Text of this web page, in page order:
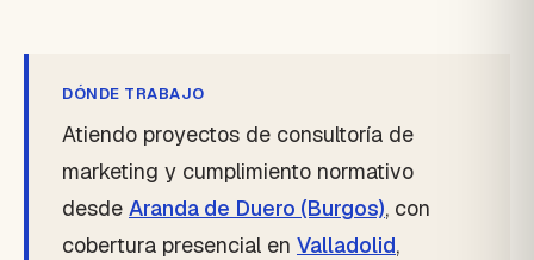
DÓNDE TRABAJO
Atiendo proyectos de consultoría de
marketing y cumplimiento normativo
desde Aranda de Duero (Burgos), con
cobertura presencial en Valladolid,